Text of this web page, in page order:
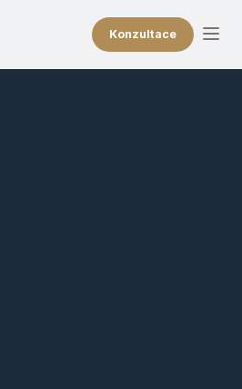
Konzultace